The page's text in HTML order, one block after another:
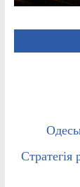
Стратегія